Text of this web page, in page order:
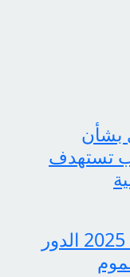
بشأن
تستهدف
pdf نتائج السادس الاعدادي 2025 الدور